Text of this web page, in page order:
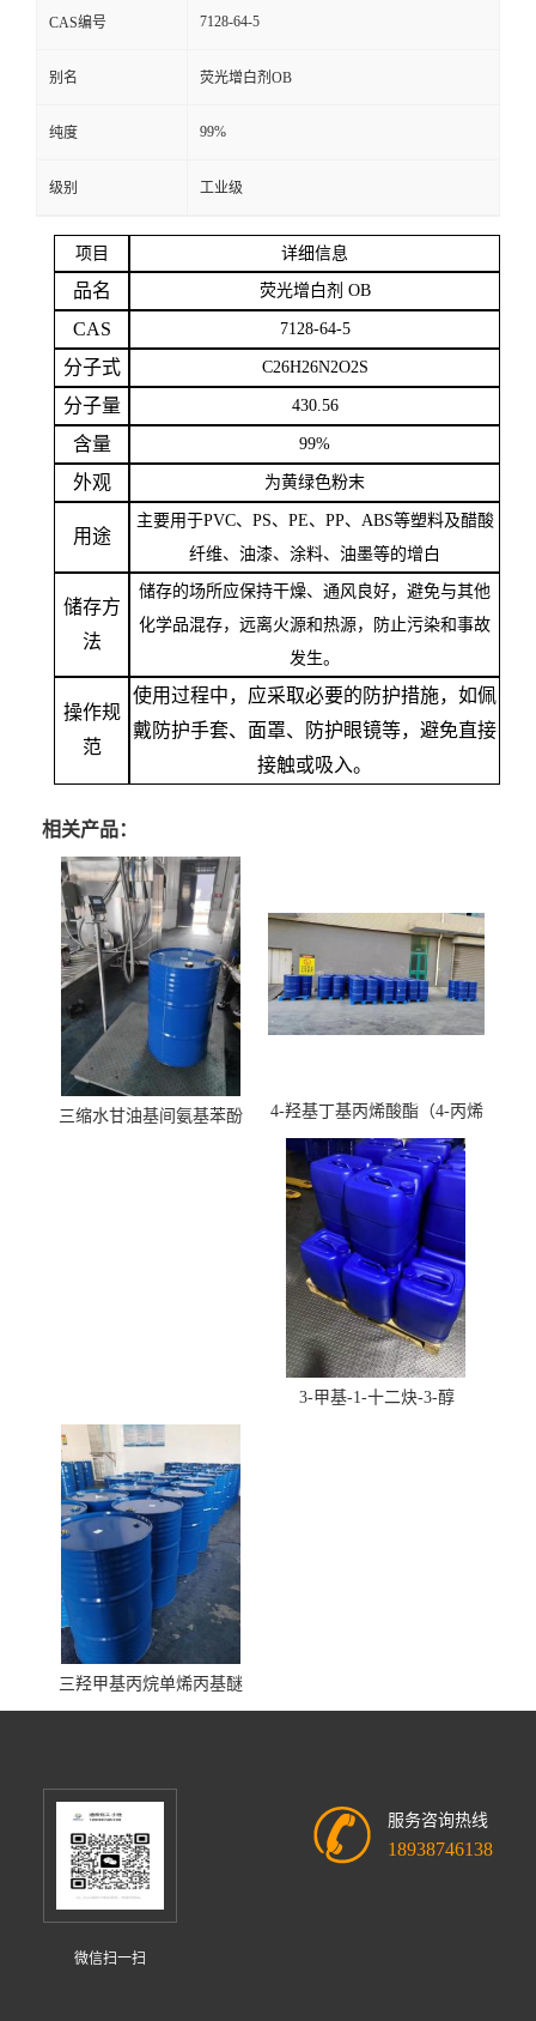
CAS编号 7128-64-5
别名 荧光增白剂OB
纯度 99%
级别 工业级
项目 详细信息
品名 荧光增白剂 OB
CAS 7128-64-5
分子式 C26H26N2O2S
分子量 430.56
含量 99%
外观 为黄绿色粉末
用途
主要用于PVC、PS、PE、PP、ABS等塑料及醋酸
纤维、油漆、涂料、油墨等的增白
储存方
法
储存的场所应保持干燥、通风良好，避免与其他
化学品混存，远离火源和热源，防止污染和事故
发生。
操作规
范
使用过程中，应采取必要的防护措施，如佩
戴防护手套、面罩、防护眼镜等，避免直接
接触或吸入。
相关产品：
三缩水甘油基间氨基苯酚
4-羟基丁基丙烯酸酯（4-丙烯
酸羟丁酯）
3-甲基-1-十二炔-3-醇
三羟甲基丙烷单烯丙基醚
微信扫一扫
服务咨询热线
18938746138